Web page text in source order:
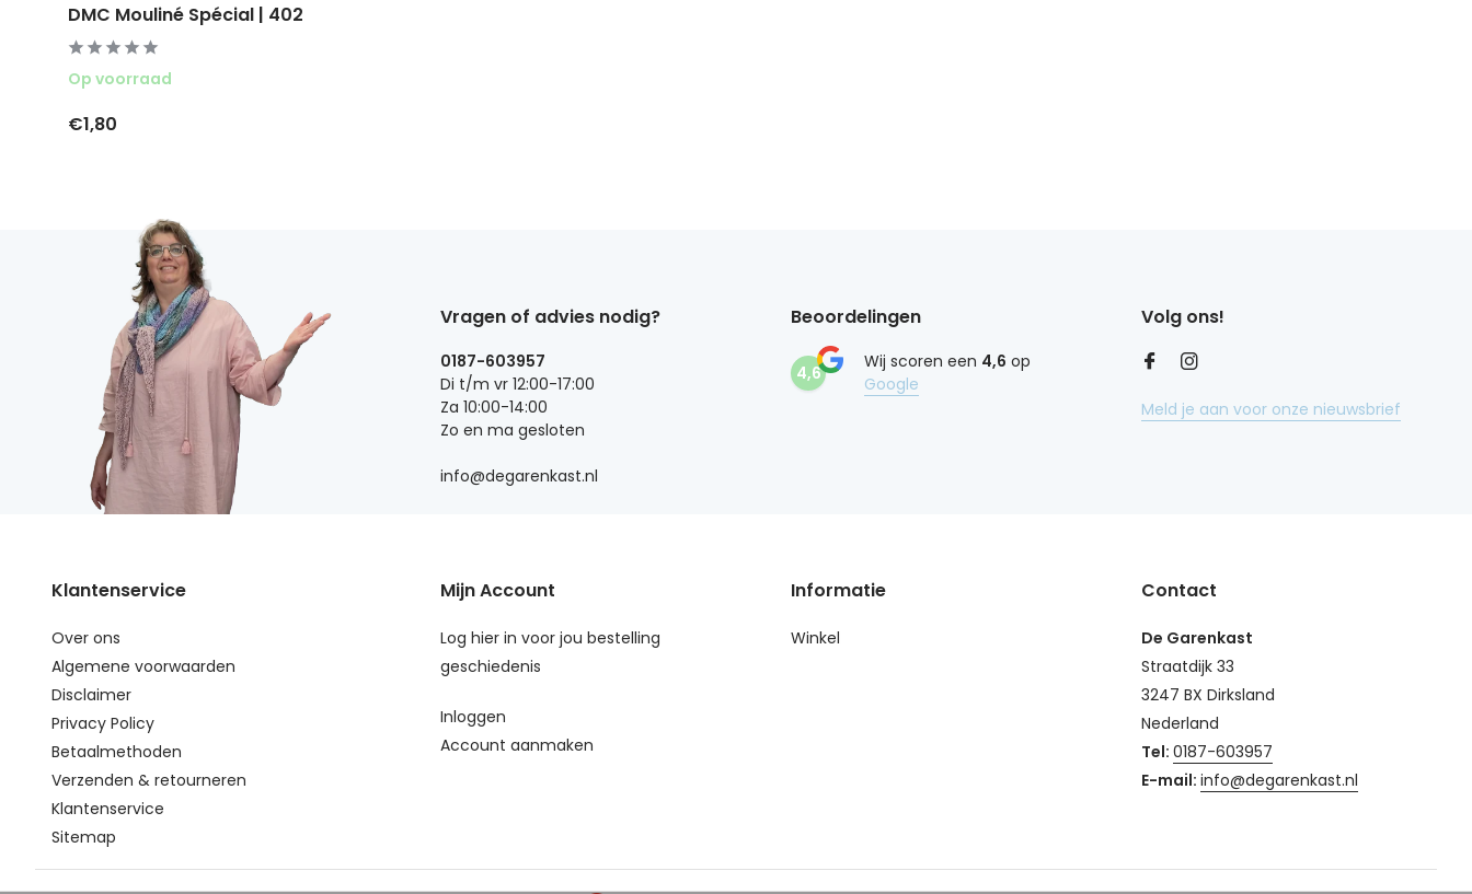
DMC Mouliné Spécial | 402
Op voorraad
€1,80
Vragen of advies nodig?
0187-603957
Di t/m vr 12:00-17:00
Za 10:00-14:00
Zo en ma gesloten
info@degarenkast.nl
Beoordelingen
4,6
Wij scoren een 4,6 op
Google
Volg ons!
Meld je aan voor onze nieuwsbrief
Klantenservice
Over ons
Algemene voorwaarden
Disclaimer
Privacy Policy
Betaalmethoden
Verzenden & retourneren
Klantenservice
Sitemap
Mijn Account
Log hier in voor jou bestelling
geschiedenis
Inloggen
Account aanmaken
Informatie
Winkel
Contact
De Garenkast
Straatdijk 33
3247 BX Dirksland
Nederland
Tel: 0187-603957
E-mail: info@degarenkast.nl